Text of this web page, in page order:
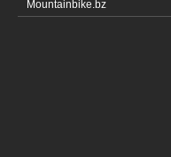
Mountainbike.bz